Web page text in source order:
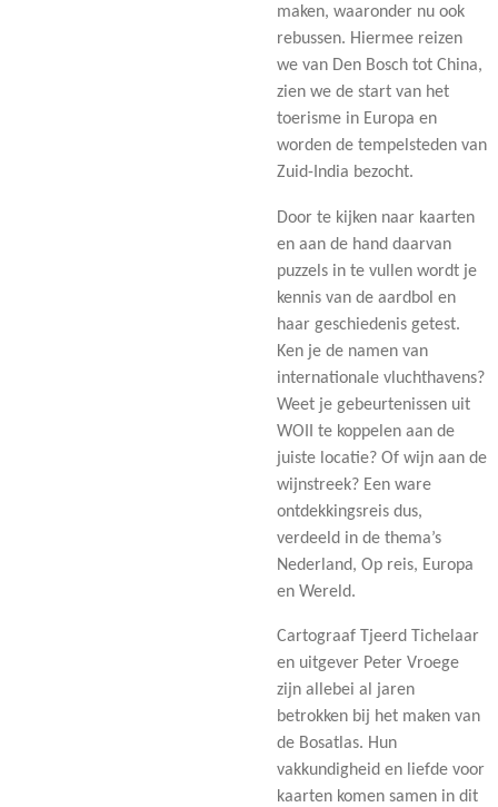
maken, waaronder nu ook
rebussen. Hiermee reizen
we van Den Bosch tot China,
zien we de start van het
toerisme in Europa en
worden de tempelsteden van
Zuid-India bezocht.
Door te kijken naar kaarten
en aan de hand daarvan
puzzels in te vullen wordt je
kennis van de aardbol en
haar geschiedenis getest.
Ken je de namen van
internationale vluchthavens?
Weet je gebeurtenissen uit
WOII te koppelen aan de
juiste locatie? Of wijn aan de
wijnstreek? Een ware
ontdekkingsreis dus,
verdeeld in de thema’s
Nederland, Op reis, Europa
en Wereld.
Cartograaf Tjeerd Tichelaar
en uitgever Peter Vroege
zijn allebei al jaren
betrokken bij het maken van
de Bosatlas. Hun
vakkundigheid en liefde voor
kaarten komen samen in dit